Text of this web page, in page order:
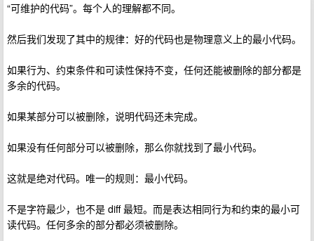
“可维护的代码”。每个人的理解都不同。
然后我们发现了其中的规律：好的代码也是物理意义上的最小代码。
如果行为、约束条件和可读性保持不变，任何还能被删除的部分都是
多余的代码。
如果某部分可以被删除，说明代码还未完成。
如果没有任何部分可以被删除，那么你就找到了最小代码。
这就是绝对代码。唯一的规则：最小代码。
不是字符最少，也不是 diff 最短。而是表达相同行为和约束的最小可
读代码。任何多余的部分都必须被删除。